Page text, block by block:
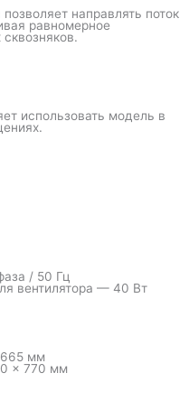
направлять поток
равномерное
использовать модель в
/ 50 Гц
вентилятора — 40 Вт
мм
× 770 мм